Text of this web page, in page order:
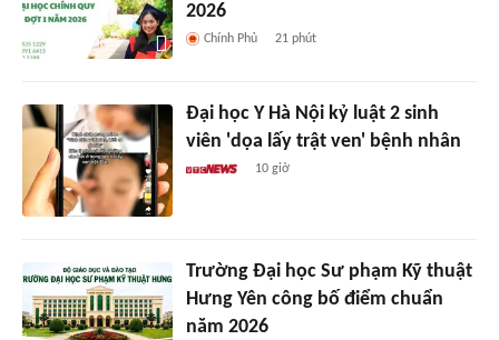
2026
Chính Phủ 21 phút
Đại học Y Hà Nội kỷ luật 2 sinh
viên 'dọa lấy trật ven' bệnh nhân
10 giờ
Trường Đại học Sư phạm Kỹ thuật
Hưng Yên công bố điểm chuẩn
năm 2026